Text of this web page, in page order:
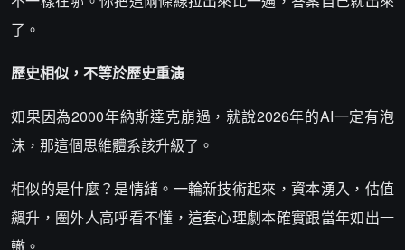
了。
歷史相似，不等於歷史重演
如果因為2000年納斯達克崩過，就說2026年的AI一定有泡
沫，那這個思維體系該升級了。
相似的是什麼？是情緒。一輪新技術起來，資本湧入，估值
飆升，圈外人高呼看不懂，這套心理劇本確實跟當年如出一
轍。